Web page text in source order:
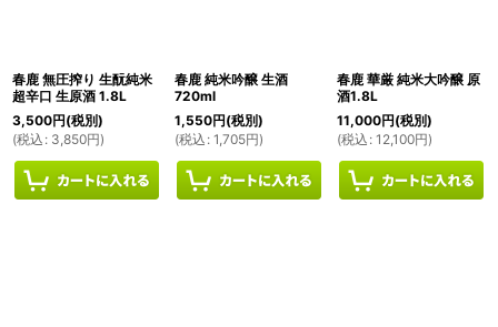
春鹿 無圧搾り 生酛純米
超辛口 生原酒 1.8L
3,500円(税別)
(税込 : 3,850円)
春鹿 純米吟醸 生酒
720ml
1,550円(税別)
(税込 : 1,705円)
春鹿 華厳 純米大吟醸 原
酒1.8L
11,000円(税別)
(税込 : 12,100円)